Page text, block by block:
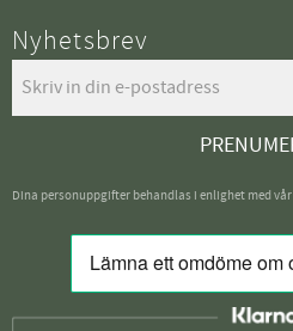
Nyhetsbrev
Dina personuppgifter behandlas i enlighet med vår